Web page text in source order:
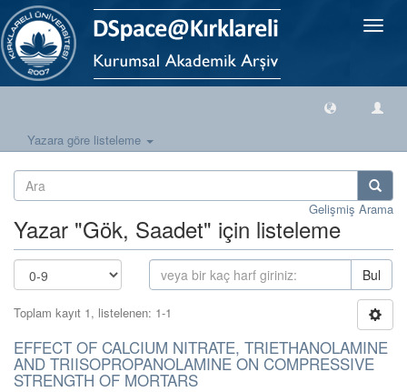
Geçiş
Yazara göre listeleme
Gelişmiş Arama
Yazar "Gök, Saadet" için listeleme
Bul
Toplam kayıt 1, listelenen: 1-1
EFFECT OF CALCIUM NITRATE, TRIETHANOLAMINE
AND TRIISOPROPANOLAMINE ON COMPRESSIVE
STRENGTH OF MORTARS